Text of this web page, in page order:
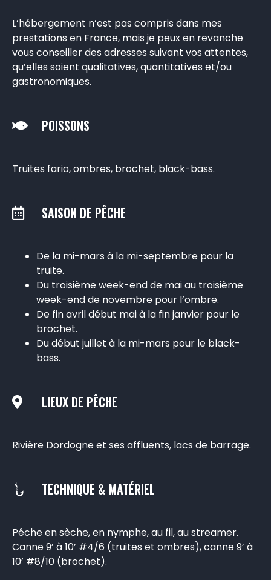
L’hébergement n’est pas compris dans mes
prestations en France, mais je peux en revanche
vous conseiller des adresses suivant vos attentes,
qu’elles soient qualitatives, quantitatives et/ou
gastronomiques.
POISSONS
Truites fario, ombres, brochet, black-bass.
SAISON DE PÊCHE
De la mi-mars à la mi-septembre pour la
truite.
Du troisième week-end de mai au troisième
week-end de novembre pour l’ombre.
De fin avril début mai à la fin janvier pour le
brochet.
Du début juillet à la mi-mars pour le black-
bass.
LIEUX DE PÊCHE
Rivière Dordogne et ses affluents, lacs de barrage.
TECHNIQUE & MATÉRIEL
Pêche en sèche, en nymphe, au fil, au streamer.
Canne 9’ à 10’ #4/6 (truites et ombres), canne 9’ à
10’ #8/10 (brochet).